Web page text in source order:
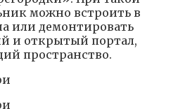
можно встроить в
или демонтировать
и открытый портал,
пространство.